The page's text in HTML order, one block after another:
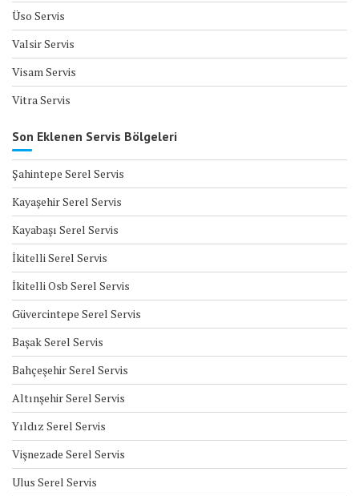
Üso Servis
Valsir Servis
Visam Servis
Vitra Servis
Son Eklenen Servis Bölgeleri
Şahintepe Serel Servis
Kayaşehir Serel Servis
Kayabaşı Serel Servis
İkitelli Serel Servis
İkitelli Osb Serel Servis
Güvercintepe Serel Servis
Başak Serel Servis
Bahçeşehir Serel Servis
Altınşehir Serel Servis
Yıldız Serel Servis
Vişnezade Serel Servis
Ulus Serel Servis